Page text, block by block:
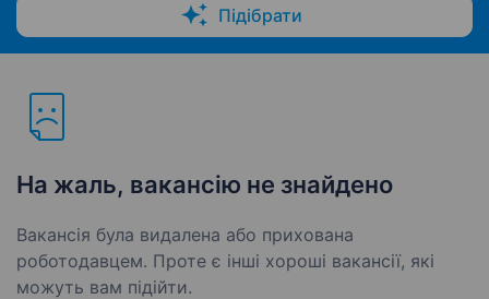
Підібрати
На жаль, вакансію не знайдено
Вакансія була видалена або прихована
роботодавцем. Проте є інші хороші вакансії, які
можуть вам підійти.